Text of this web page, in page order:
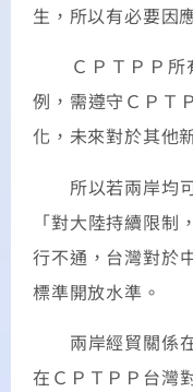
生，所以有必要因
ＣＰＴＰＰ所
例，需遵守ＣＰＴ
化，未來對於其他
所以若兩岸均可
「對大陸持續限
行不通，台灣對於
標準開放水準。
兩岸經貿關係在
在ＣＰＴＰＰ台灣